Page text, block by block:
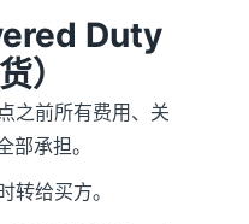
Duty
）
之前所有费用、关
部承担。
转给买方。